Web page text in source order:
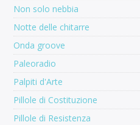
Non solo nebbia
Notte delle chitarre
Onda groove
Paleoradio
Palpiti d'Arte
Pillole di Costituzione
Pillole di Resistenza